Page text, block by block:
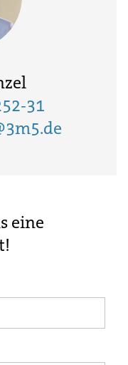
31
eine